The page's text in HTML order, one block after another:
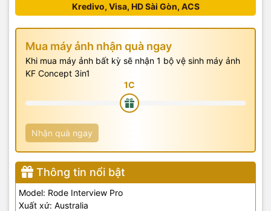
Kredivo, Visa, HD Sài Gòn, ACS
Mua máy ảnh nhận quà ngay
Khi mua máy ảnh bất kỳ sẽ nhận 1 bộ vệ sinh máy ảnh
KF Concept 3in1
Nhận quà ngay
Thông tin nổi bật
Model: Rode Interview Pro
Xuất xứ: Australia